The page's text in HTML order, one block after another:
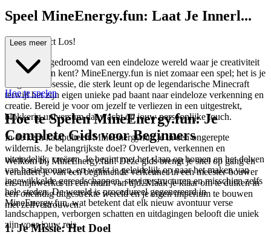
Speel MineEnergy.fun: Laat Je Innerl...
ijke Architect Los!
Heb je ooit gedroomd van een eindeloze wereld waar je creativiteit
geen grenzen kent? MineEnergy.fun is niet zomaar een spel; het is je
volgende obsessie, die sterk leunt op de legendarische Minecraft
terwijl het zijn eigen unieke pad baant naar eindeloze verkenning en
creatie. Bereid je voor om jezelf te verliezen in een uitgestrekt,
blokkerig universum dat wacht op jouw persoonlijke touch.
In de kern katapulteert MineEnergy.fun je in een ongerepte
wildernis. Je belangrijkste doel? Overleven, verkennen en
uiteindelijk, creëren. Je begint met het slaan op bomen en het delven
van basisbronnen, en werkt je geleidelijk op naar het maken van
ingewikkelde gereedschappen, stevige structuren en misschien zelfs
hele steden. De wereld is procedureel gegenereerd in
MineEnergy.fun, wat betekent dat elk nieuw avontuur verse
landschappen, verborgen schatten en uitdagingen belooft die uniek
zijn voor jouw reis.
Lees meer
Hoe te spelen
Hoe te Spelen MineEnergy.fun: Je
Complete Gids voor Beginners
Welkom bij MineEnergy.fun! Deze gids brengt je snel op gang en
verandert je van een beginnende verkenner in een meester-bouwer
en -mijnwerker in een mum van tijd. Maak je klaar om te duiken in
een oneindig uitgestrekte wereld en je eigen imperium te bouwen
met zelfvertrouwen.
1. Je Missie: Het Doel